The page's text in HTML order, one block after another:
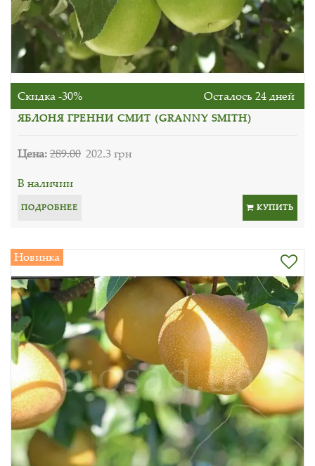
Скидка -30% Осталось 24 дней
ЯБЛОНЯ ГРЕННИ СМИТ (GRANNY SMITH)
Цена:289.00 202.3 грн
В наличии
ПОДРОБНЕЕ КУПИТЬ
Новинка